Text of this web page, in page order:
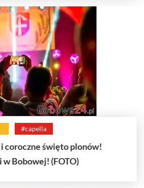
#capella
coroczne święto plonów!
Bobowej! (FOTO)